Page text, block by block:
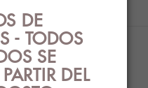
Klein CK
reciclado.
DE
- TODOS
SE
DEL